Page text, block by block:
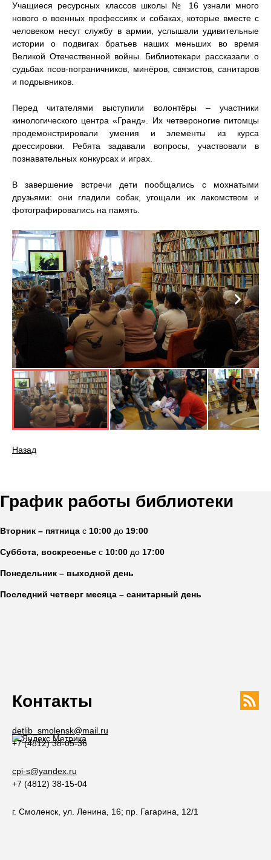
Учащиеся ресурсных классов школы № 16 узнали много
нового о военных профессиях и собаках, которые вместе с
человеком несут службу в армии, услышали удивительные
истории о подвигах братьев наших меньших во время
Великой Отечественной войны. Библиотекари рассказали о
судьбах псов-пограничников, минёров, связистов, санитаров
и подрывников.
Перед читателями выступили волонтёры – участники
кинологического центра «Гранд». Их четвероногие питомцы
продемонстрировали умения и элементы из курса
дрессировки. Ребята задавали вопросы, участвовали в
познавательных конкурсах и играх.
В завершение встречи дети пообщались с мохнатыми
друзьями: они гладили собак, угощали их лакомством и
фотографировались на память.
Назад
Контакты
detlib_smolensk@mail.ru
+7 (4812) 38-05-36
cpi-s@yandex.ru
+7 (4812) 38-15-04
г. Смоленск, ул. Ленина, 16; пр. Гагарина, 12/1
График работы библиотеки
Вторник – пятница с 10:00 до 19:00
Суббота, воскресенье с 10:00 до 17:00
Понедельник – выходной день
Последний четверг месяца – санитарный день